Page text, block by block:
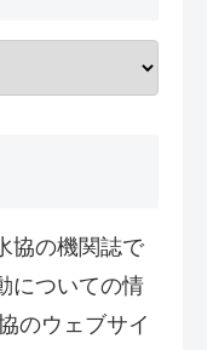
協の機関誌で
についての情
のウェブサイ